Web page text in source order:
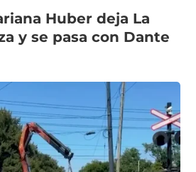
Huber deja La
y se pasa con Dante